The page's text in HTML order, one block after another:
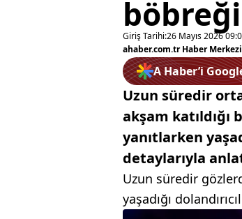
Giriş Tarihi:26 Mayıs 2026
ahaber.com.tr Haber Merkezi
A Haber’i
Uzun süredir
akşam
yanıtlarken
detaylarıyla
Uzun süredir
yaşadığı